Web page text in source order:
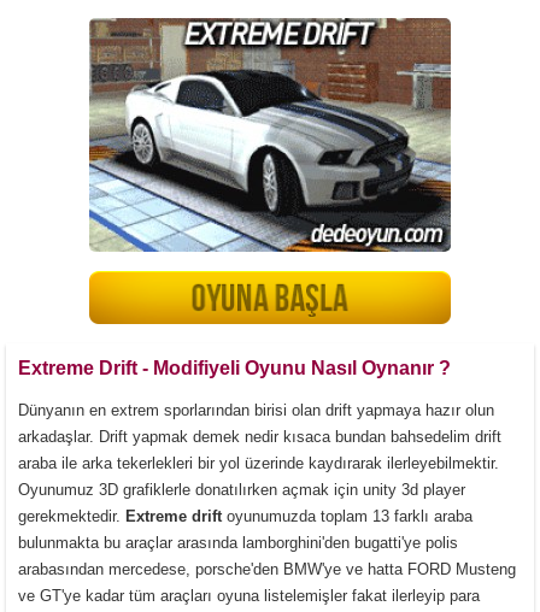
Extreme Drift - Modifiyeli Oyunu Nasıl Oynanır ?
Dünyanın en extrem sporlarından birisi olan drift yapmaya hazır olun
arkadaşlar. Drift yapmak demek nedir kısaca bundan bahsedelim drift
araba ile arka tekerlekleri bir yol üzerinde kaydırarak ilerleyebilmektir.
Oyunumuz 3D grafiklerle donatılırken açmak için unity 3d player
gerekmektedir. Extreme driftoyunumuzda toplam 13 farklı araba
bulunmakta bu araçlar arasında lamborghini'den bugatti'ye polis
arabasından mercedese, porsche'den BMW'ye ve hatta FORD Musteng
ve GT'ye kadar tüm araçları oyuna listelemişler fakat ilerleyip para